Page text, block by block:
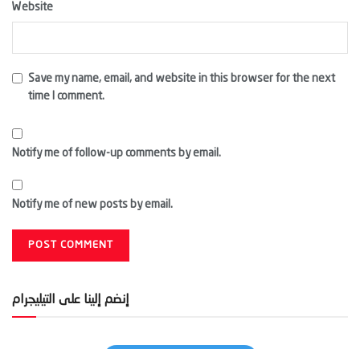
Website
Save my name, email, and website in this browser for the next
time I comment.
Notify me of follow-up comments by email.
Notify me of new posts by email.
إنضم إلينا على التيليجرام